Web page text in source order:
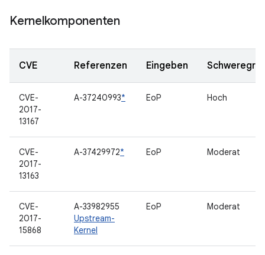
Kernelkomponenten
CVE Referenzen Eingeben
CVE-
2017-
13167
A-37240993* EoP Hoch
CVE-
2017-
13163
A-37429972* EoP Moderat
CVE-
2017-
15868
A-33982955
Upstream-
Kernel
EoP Moderat